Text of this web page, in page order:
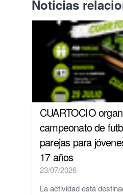
Linea Verde -
Trámites y
Atención al
Ayuntamiento
112 ARAGÓN -
El Tiempo en
Redes Sociales
Noticias
CUARTOCIO
campeonato de
parejas para
17 años
23/07/2026
La actividad está